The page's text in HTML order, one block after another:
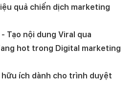
quả chiến dịch marketing
Tạo nội dung Viral qua
hot trong Digital marketing
ích dành cho trình duyệt